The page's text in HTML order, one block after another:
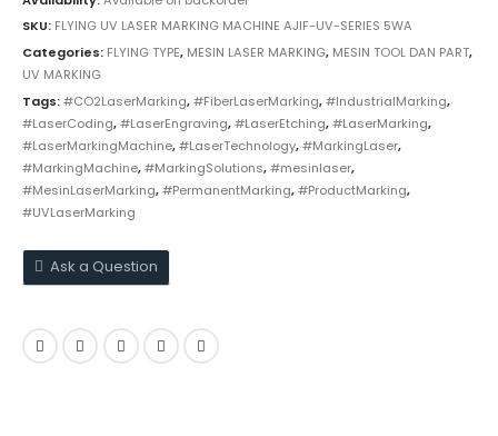
SKU: FLYING UV LASER MARKING MACHINE AJIF-UV-SERIES 5WA
Categories: FLYING TYPE, MESIN LASER MARKING, MESIN TOOL DAN PART,
UV MARKING
Tags:#CO2LaserMarking,#FiberLaserMarking,#IndustrialMarking,
#LaserCoding,#LaserEngraving,#LaserEtching,#LaserMarking,
#LaserMarkingMachine,#LaserTechnology,#MarkingLaser,
#MarkingMachine,#MarkingSolutions,#mesinlaser,
#MesinLaserMarking,#PermanentMarking,#ProductMarking,
#UVLaserMarking
Ask a Question